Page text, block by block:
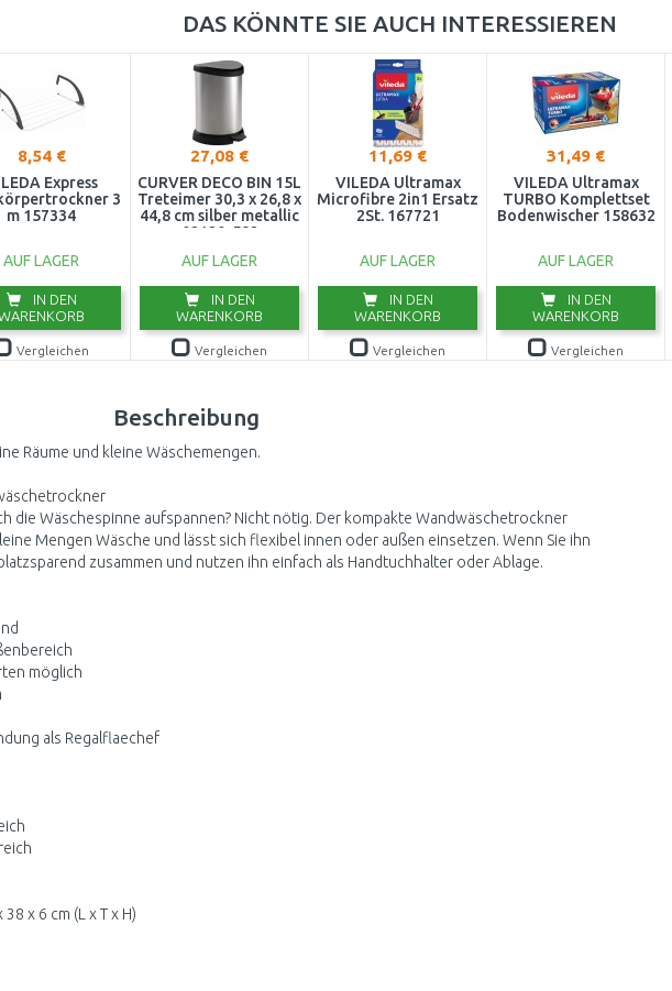
DAS KÖNNTE SIE AUCH INTERESSIEREN
8,54 €
Express
3
m 157334
AUF LAGER
IN DEN
Vergleichen
27,08 €
CURVER DECO BIN 15L
Treteimer 30,3 x 26,8 x
44,8 cm silber metallic
02120-582
AUF LAGER
IN DEN
WARENKORB
Vergleichen
11,69 €
VILEDA Ultramax
Microfibre 2in1 Ersatz
2St. 167721
AUF LAGER
IN DEN
WARENKORB
Vergleichen
31,49 €
VILEDA Ultramax
TURBO Komplettset
Bodenwischer 158632
AUF LAGER
IN DEN
WARENKORB
Vergleichen
Beschreibung
Räume und kleine Wäschemengen.
die Wäschespinne aufspannen? Nicht nötig. Der kompakte Wandwäschetrockner
Mengen Wäsche und lässt sich flexibel innen oder außen einsetzen. Wenn Sie ihn
zusammen und nutzen ihn einfach als Handtuchhalter oder Ablage.
möglich
als Regalflaechef
x 6 cm (L x T x H)